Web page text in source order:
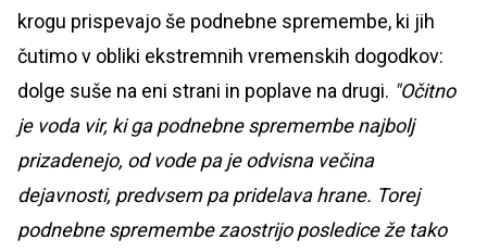
krogu prispevajo še podnebne spremembe, ki jih
čutimo v obliki ekstremnih vremenskih dogodkov:
dolge suše na eni strani in poplave na drugi. "Očitno
je voda vir, ki ga podnebne spremembe najbolj
prizadenejo, od vode pa je odvisna večina
dejavnosti, predvsem pa pridelava hrane. Torej
podnebne spremembe zaostrijo posledice že tako